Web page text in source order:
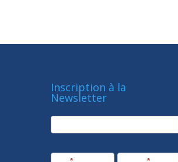
Inscription à la
Newsletter
newsletter